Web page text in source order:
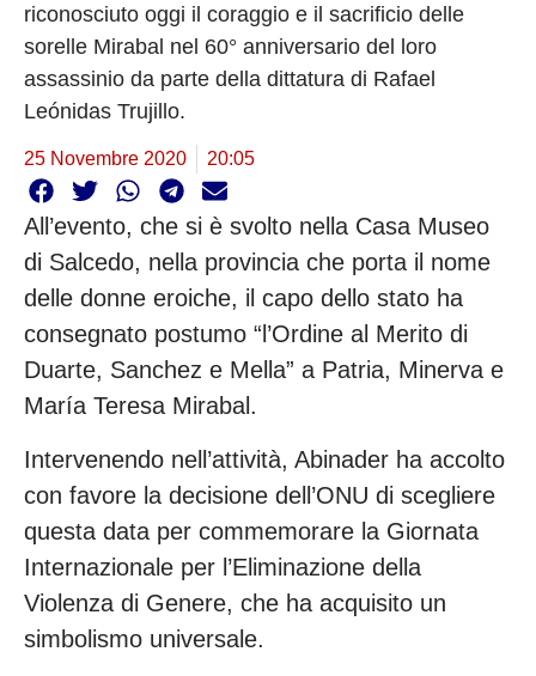
riconosciuto oggi il coraggio e il sacrificio delle
sorelle Mirabal nel 60° anniversario del loro
assassinio da parte della dittatura di Rafael
Leónidas Trujillo.
25 Novembre 2020 20:05
All’evento, che si è svolto nella Casa Museo
di Salcedo, nella provincia che porta il nome
delle donne eroiche, il capo dello stato ha
consegnato postumo “l’Ordine al Merito di
Duarte, Sanchez e Mella” a Patria, Minerva e
María Teresa Mirabal.
Intervenendo nell’attività, Abinader ha accolto
con favore la decisione dell’ONU di scegliere
questa data per commemorare la Giornata
Internazionale per l’Eliminazione della
Violenza di Genere, che ha acquisito un
simbolismo universale.